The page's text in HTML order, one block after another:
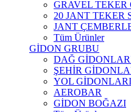
GRAVEL TEKER
20 JANT TEKER
JANT
Tüm Ürünler
GİDON GRUBU
DAĞ
ŞEHİR
YOL GİDONLARI
AEROBAR
GİDON BOĞAZI